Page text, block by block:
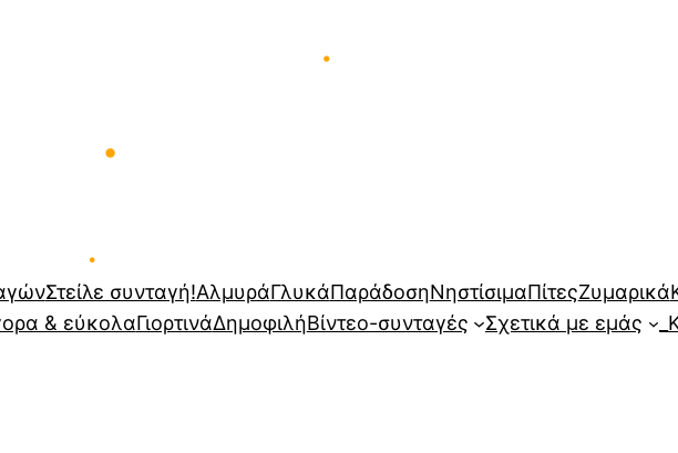
•
Στείλε συνταγή!ΑλμυράΓλυκάΠαράδοσηΝηστίσιμαΠίτεςΖυμαρικά
& εύκολαΓιορτινάΔημοφιλήΒίντεο-συνταγές Σχετικά με εμάς